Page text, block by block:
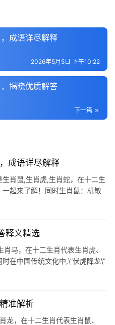
成语详尽解释
2026年5月5日 下午10:22
揭晓优质解答
下一篇
成语详尽解释
肖鼠,生肖虎,生肖蛇，在十二生
起来了解！同时生肖鼠：机敏
返多次，故以“再三再四”暗喻其
释义精选
马，在十二生肖代表生肖虎、
在中国传统文化中,\”伏虎降龙\”
后的生肖寓意，并分析三个相
准解析
龙，在十二生肖代表生肖鼠、